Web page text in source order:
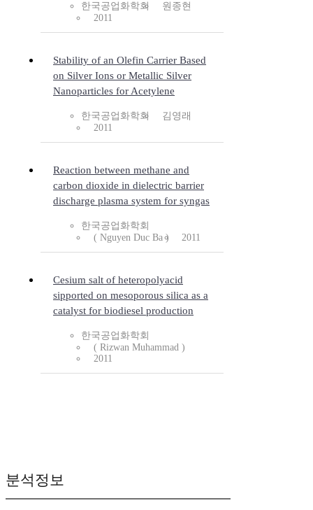
한국공업화학회
원종현
2011
Stability of an Olefin Carrier Based
on Silver Ions or Metallic Silver
Nanoparticles for Acetylene
한국공업화학회
김영래
2011
Reaction between methane and
carbon dioxide in dielectric barrier
discharge plasma system for syngas
한국공업화학회
( Nguyen Duc Ba )
2011
Cesium salt of heteropolyacid
sipported on mesoporous silica as a
catalyst for biodiesel production
한국공업화학회
( Rizwan Muhammad )
2011
분석정보